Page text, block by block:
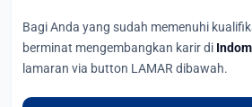
Bagi Anda yang sudah memenuhi
berminat mengembangkan karir di
lamaran via button LAMAR dibawah.